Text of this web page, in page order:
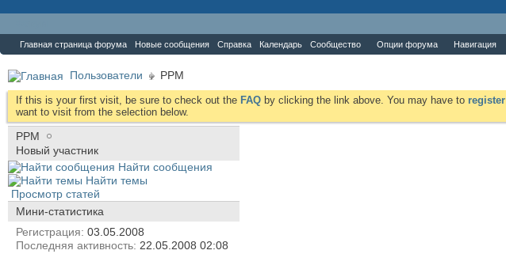
Главная страница форума Новые сообщения Справка Календарь Сообщество Опции форума Навигация
Пользователи PPM
If this is your first visit, be sure to check out the FAQ by clicking the link above. You may have to register
want to visit from the selection below.
PPM
Новый участник
Найти сообщения
Найти темы
Просмотр статей
Мини-статистика
Регистрация 03.05.2008
Последняя активность 22.05.2008 02:08